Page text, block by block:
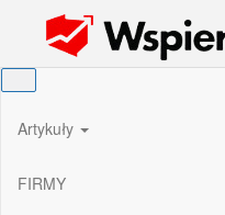
Wspieram Rozwój PL
Artykuły
FIRMY